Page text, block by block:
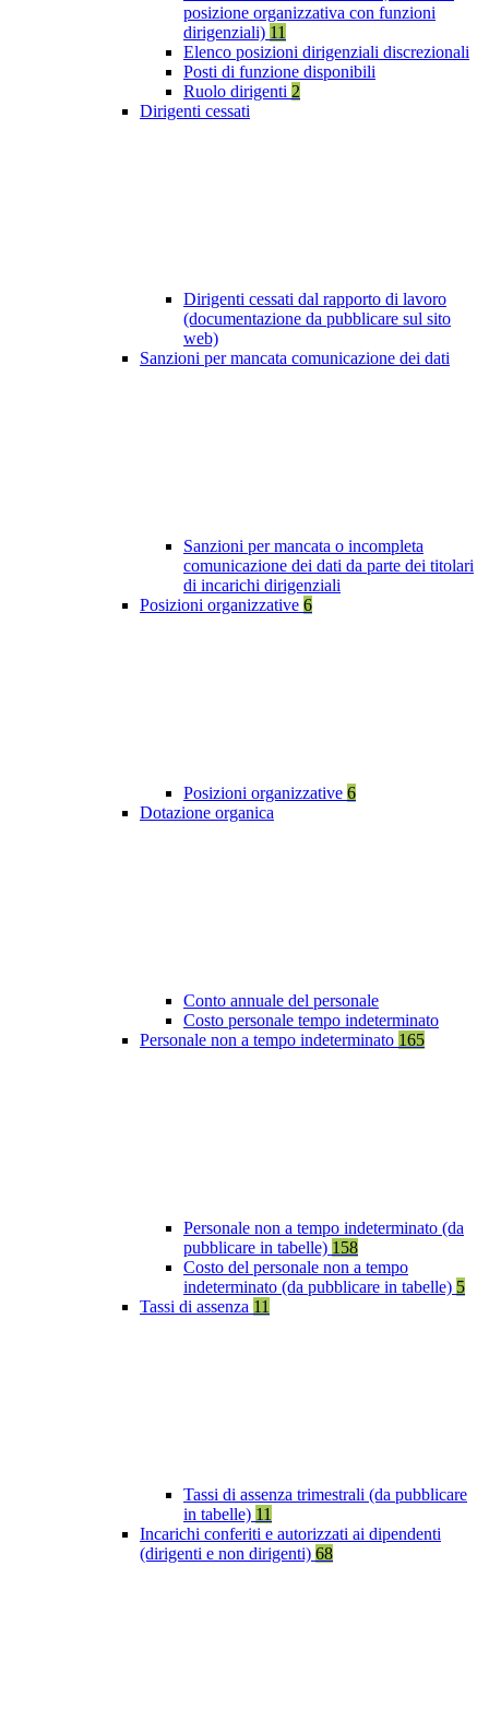
posizione organizzativa con funzioni
dirigenziali) 11
Elenco posizioni dirigenziali discrezionali
Posti di funzione disponibili
Ruolo dirigenti 2
Dirigenti cessati
Dirigenti cessati dal rapporto di lavoro
(documentazione da pubblicare sul sito
web)
Sanzioni per mancata comunicazione dei dati
Sanzioni per mancata o incompleta
comunicazione dei dati da parte dei titolari
di incarichi dirigenziali
Posizioni organizzative 6
Posizioni organizzative 6
Dotazione organica
Conto annuale del personale
Costo personale tempo indeterminato
Personale non a tempo indeterminato 165
Personale non a tempo indeterminato (da
pubblicare in tabelle) 158
Costo del personale non a tempo
indeterminato (da pubblicare in tabelle) 5
Tassi di assenza 11
Tassi di assenza trimestrali (da pubblicare
in tabelle) 11
Incarichi conferiti e autorizzati ai dipendenti
(dirigenti e non dirigenti) 68